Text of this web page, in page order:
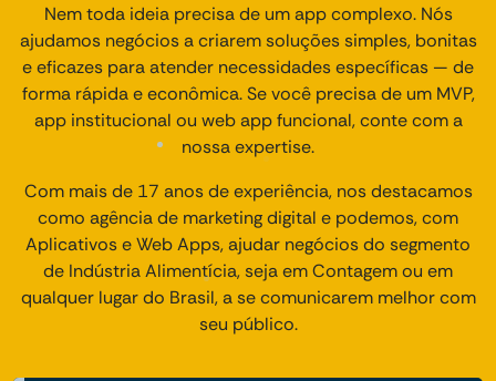
Nem toda ideia precisa de um app complexo. Nós
ajudamos negócios a criarem soluções simples, bonitas
e eficazes para atender necessidades específicas — de
forma rápida e econômica. Se você precisa de um MVP,
app institucional ou web app funcional, conte com a
nossa expertise.
Com mais de 17 anos de experiência, nos destacamos
como agência de marketing digital e podemos, com
Aplicativos e Web Apps, ajudar negócios do segmento
de Indústria Alimentícia, seja em Contagem ou em
qualquer lugar do Brasil, a se comunicarem melhor com
seu público.